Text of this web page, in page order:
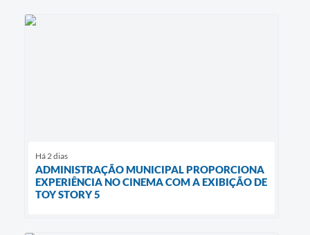
Há 2 dias
ADMINISTRAÇÃO MUNICIPAL PROPORCIONA
EXPERIÊNCIA NO CINEMA COM A EXIBIÇÃO DE
TOY STORY 5